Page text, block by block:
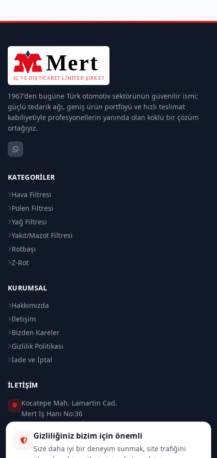
1967'den bugüne Türk otomotiv sektörünün güvenilir ismi;
güçlü tedarik ağı, geniş ürün portföyü ve hızlı teslimat
kabiliyetiyle profesyonellerin yanında olan köklü bir çözüm
ortağıyız.
KATEGORILER
Hava Filtresi
Polen Filtresi
Yağ Filtresi
Yakıt/Mazot Filtresi
Rotbaşı
Z-Rot
KURUMSAL
Hakkımızda
İletişim
Bizden Kareler
Gizlilik Politikası
İade ve İptal
İLETIŞIM
Kocatepe Mah. Lamartin Cad.
Mert İş Hanı No:36
Taksim / Beyoğlu / İSTANBUL
0 (212) 235 37 83
Gizliliğiniz bizim için önemli
Size daha iyi bir deneyim sunmak, site trafiğini